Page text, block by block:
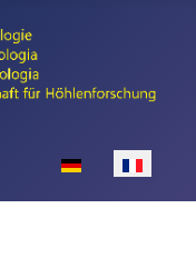
Sélectionnez